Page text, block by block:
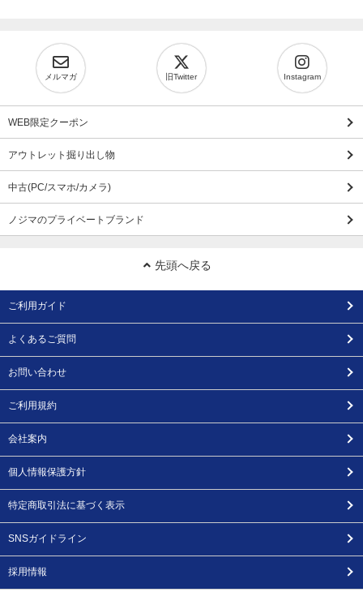
メルマガ 旧Twitter Instagram
WEB限定クーポン
アウトレット掘り出し物
中古(PC/スマホ/カメラ)
ノジマのプライベートブランド
先頭へ戻る
ご利用ガイド
よくあるご質問
お問い合わせ
ご利用規約
会社案内
個人情報保護方針
特定商取引法に基づく表示
SNSガイドライン
採用情報